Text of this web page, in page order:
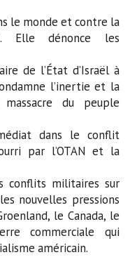
le monde et contre la
Elle dénonce les
de l’État d’Israël à
l’inertie et la
du peuple
dans le conflit
par l’OTAN et la
conflits militaires sur
nouvelles pressions
le Canada, le
commerciale qui
américain.